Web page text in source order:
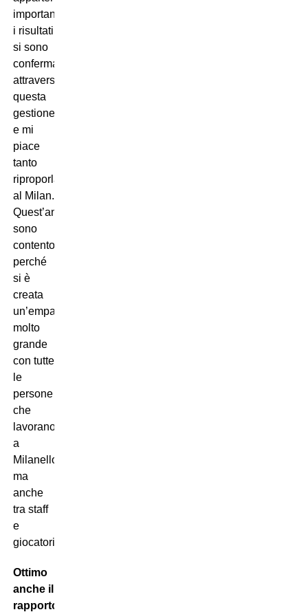
importante,
i risultati
si sono
confermati
attraverso
questa
gestione
e mi
piace
tanto
riproporla
al Milan.
Quest’anno
sono
contento
perché
si è
creata
un’empatia
molto
grande
con tutte
le
persone
che
lavorano
a
Milanello,
ma
anche
tra staff
e
giocatori”.
Ottimo
anche il
rapporto